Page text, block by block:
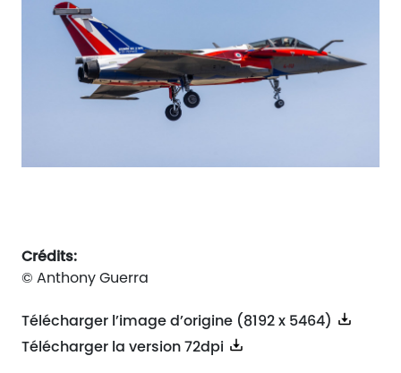
Crédits:
© Anthony Guerra
Télécharger l’image d’origine (8192 x 5464)
Télécharger la version 72dpi